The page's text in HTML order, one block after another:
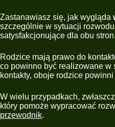
Zastanawiasz się, jak wygląda
szczególnie w sytuacji
satysfakcjonujące dla obu stron.
Rodzice mają prawo do
co powinno być realizowane w
kontakty, oboje rodzice
W wielu przypadkach,
który pomoże wypracować
przewodnik.